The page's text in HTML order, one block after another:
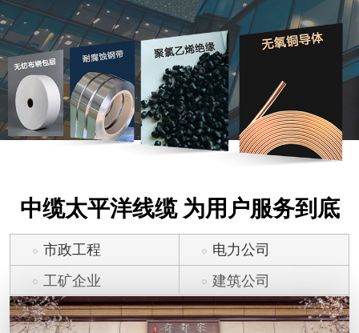
中缆太平洋线缆 为用户服务到底
市政工程
电力公司
工矿企业
建筑公司